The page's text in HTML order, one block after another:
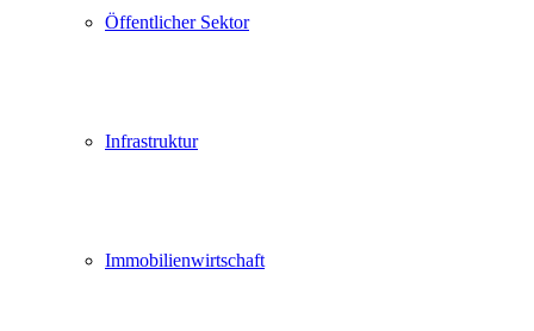
Öffentlicher Sektor
Infrastruktur
Immobilienwirtschaft